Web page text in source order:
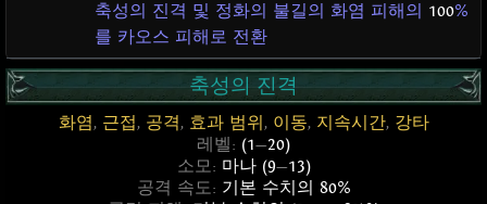
축성의 진격 및 정화의 불길의 화염 피해의 100%
를 카오스 피해로 전환
축성의 진격
화염, 근접, 공격, 효과 범위 , 이동, 지속시간, 강타
레벨: (1—20)
소모: 마나 (9—13)
공격 속도: 기본 수치의 80%